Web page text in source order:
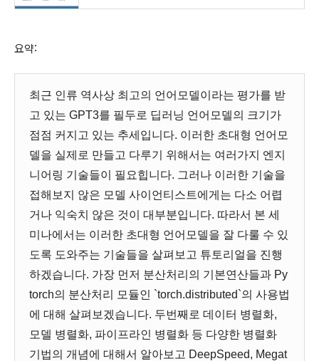
요약:
최근 인류 역사상 최고의 언어모델이라는 평가를 받
고 있는 GPT3를 필두로 딥러닝 언어모델의 크기가
점점 커지고 있는 추세입니다. 이러한 초대형 언어모
델을 실제로 만들고 다루기 위해서는 여러가지 엔지
니어링 기술들이 필요힙니다. 그러나 이러한 기술을
접해보지 않은 모델 사이언티스트에게는 다소 어렵
거나 익숙치 않은 것이 대부분입니다. 따라서 본 세
미나에서는 이러한 초대형 언어모델을 잘 다룰 수 있
도록 도와주는 기술들을 살펴보고 튜토리얼을 진행
하겠습니다. 가장 먼저 분산처리의 기본연산들과 Py
torch의 분산처리 모듈인 `torch.distributed`의 사용법
에 대해 살펴보겠습니다. 두번째로 데이터 병렬화,
모델 병렬화, 파이프라인 병렬화 등 다양한 병렬화
기법의 개념에 대해서 알아보고 DeepSpeed, Megat